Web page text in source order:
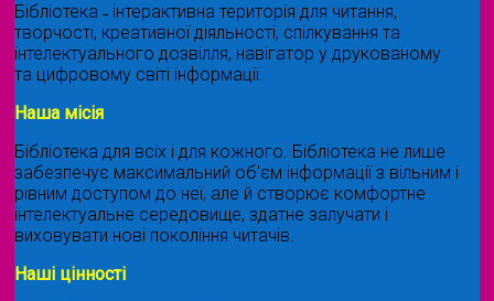
Бібліотека ˗ інтерактивна територія для читання,
творчості, креативної діяльності, спілкування та
інтелектуального дозвілля, навігатор у друкованому
та цифровому світі інформації.
Наша місія
Бібліотека для всіх і для кожного. Бібліотека не лише
забезпечує максимальний об'єм інформації з вільним і
рівним доступом до неї, але й створює комфортне
інтелектуальне середовище, здатне залучати і
виховувати нові покоління читачів.
Наші цінності